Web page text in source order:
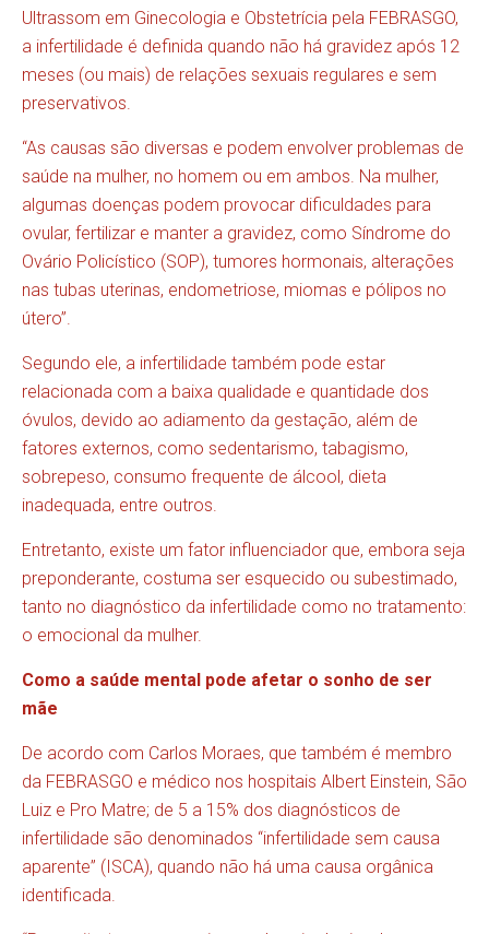
Ultrassom em Ginecologia e Obstetrícia pela FEBRASGO,
a infertilidade é definida quando não há gravidez após 12
meses (ou mais) de relações sexuais regulares e sem
preservativos.
“As causas são diversas e podem envolver problemas de
saúde na mulher, no homem ou em ambos. Na mulher,
algumas doenças podem provocar dificuldades para
ovular, fertilizar e manter a gravidez, como Síndrome do
Ovário Policístico (SOP), tumores hormonais, alterações
nas tubas uterinas, endometriose, miomas e pólipos no
útero”.
Segundo ele, a infertilidade também pode estar
relacionada com a baixa qualidade e quantidade dos
óvulos, devido ao adiamento da gestação, além de
fatores externos, como sedentarismo, tabagismo,
sobrepeso, consumo frequente de álcool, dieta
inadequada, entre outros.
Entretanto, existe um fator influenciador que, embora seja
preponderante, costuma ser esquecido ou subestimado,
tanto no diagnóstico da infertilidade como no tratamento:
o emocional da mulher.
Como a saúde mental pode afetar o sonho de ser
mãe
De acordo com Carlos Moraes, que também é membro
da FEBRASGO e médico nos hospitais Albert Einstein, São
Luiz e Pro Matre; de 5 a 15% dos diagnósticos de
infertilidade são denominados “infertilidade sem causa
aparente” (ISCA), quando não há uma causa orgânica
identificada.